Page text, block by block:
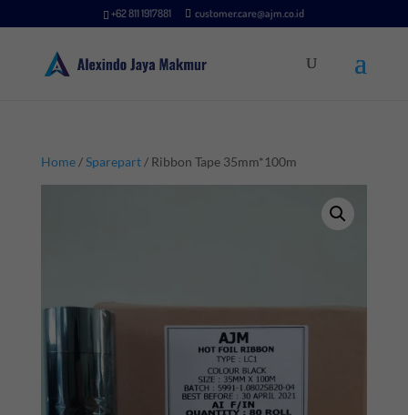
+62 811 1917881 customer.care@ajm.co.id
Home/Sparepart/ Ribbon Tape 35mm*100m